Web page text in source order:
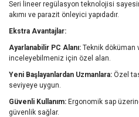
Seri lineer regülasyon teknolojisi
akımı ve parazit önleyici yapıdadır.
Ekstra Avantajlar:
Ayarlanabilir PC Alanı: Teknik
inceleyebilmeniz için özel alan.
Yeni Başlayanlardan Uzmanlara: Özel
seviyeye uygun.
Güvenli Kullanım: Ergonomik sap
güvenlik sağlar.